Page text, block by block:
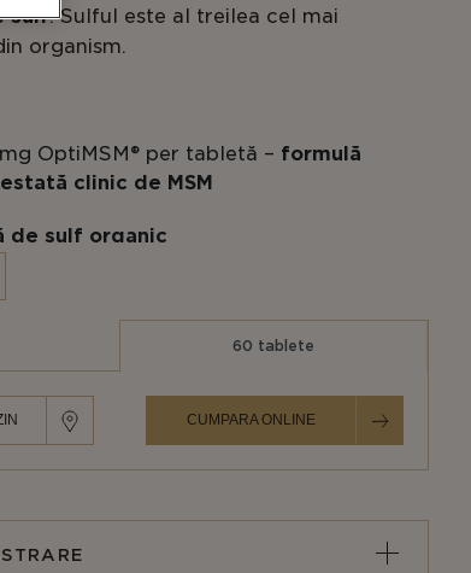
sulf. Sulful este al treilea cel mai
organism.
OptiMSM® per tabletă – formulă
clinic de MSM
de sulf organic
vegani, vegetarieni, certificat Halal și
NR. AA 7960/2014
60 tablete
CUMPARA ONLINE